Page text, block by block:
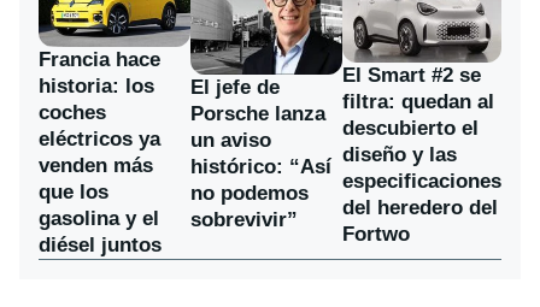
Francia hace
historia: los
coches
eléctricos ya
venden más
que los
gasolina y el
diésel juntos
El jefe de
Porsche lanza
un aviso
histórico: “Así
no podemos
sobrevivir”
El Smart #2 se
filtra: quedan al
descubierto el
diseño y las
especificaciones
del heredero del
Fortwo